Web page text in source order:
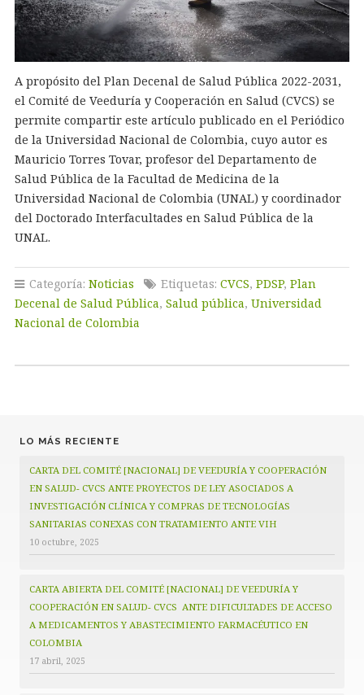
A propósito del Plan Decenal de Salud Pública 2022-2031,
el Comité de Veeduría y Cooperación en Salud (CVCS) se
permite compartir este artículo publicado en el Periódico
de la Universidad Nacional de Colombia, cuyo autor es
Mauricio Torres Tovar, profesor del Departamento de
Salud Pública de la Facultad de Medicina de la
Universidad Nacional de Colombia (UNAL) y coordinador
del Doctorado Interfacultades en Salud Pública de la
UNAL.
Categoría: Noticias Etiquetas: CVCS, PDSP, Plan
Decenal de Salud Pública, Salud pública, Universidad
Nacional de Colombia
LO MÁS RECIENTE
CARTA DEL COMITÉ [NACIONAL] DE VEEDURÍA Y COOPERACIÓN
EN SALUD- CVCS ANTE PROYECTOS DE LEY ASOCIADOS A
INVESTIGACIÓN CLÍNICA Y COMPRAS DE TECNOLOGÍAS
SANITARIAS CONEXAS CON TRATAMIENTO ANTE VIH
10 octubre, 2025
CARTA ABIERTA DEL COMITÉ [NACIONAL] DE VEEDURÍA Y
COOPERACIÓN EN SALUD- CVCS ANTE DIFICULTADES DE ACCESO
A MEDICAMENTOS Y ABASTECIMIENTO FARMACÉUTICO EN
COLOMBIA
17 abril, 2025